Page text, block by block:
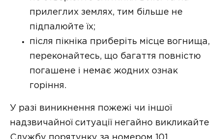
прилеглих землях, тим більше не
підпалюйте їх;
після пікніка приберіть місце вогнища,
переконайтесь, що багаття повністю
погашене і немає жодних ознак
горіння.
У разі виникнення пожежі чи іншої
надзвичайної ситуації негайно викликайте